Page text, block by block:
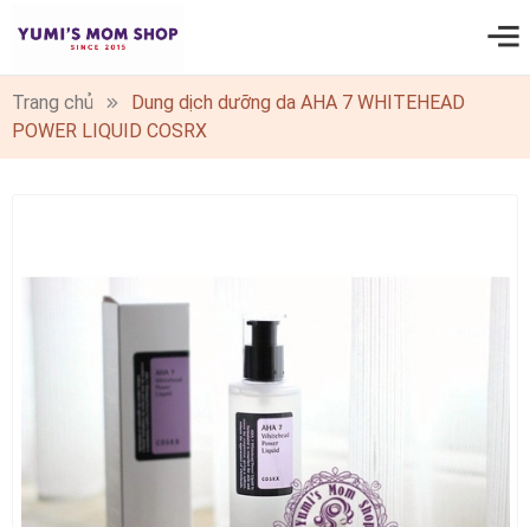
0
Trang chủ
Dung dịch dưỡng da AHA 7 WHITEHEAD
POWER LIQUID COSRX